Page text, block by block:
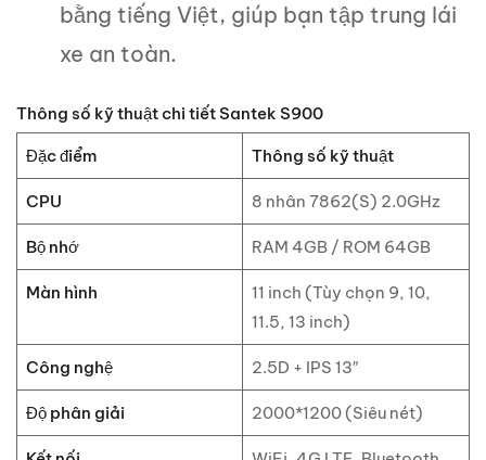
bằng tiếng Việt, giúp bạn tập trung lái
xe an toàn.
Thông số kỹ thuật chi tiết Santek S900
Đặc điểm Thông số kỹ thuật
CPU 8 nhân 7862(S) 2.0GHz
Bộ nhớ RAM 4GB / ROM 64GB
Màn hình
11 inch (Tùy chọn 9, 10,
11.5, 13 inch)
Công nghệ 2.5D + IPS 13″
Độ phân giải 2000*1200 (Siêu nét)